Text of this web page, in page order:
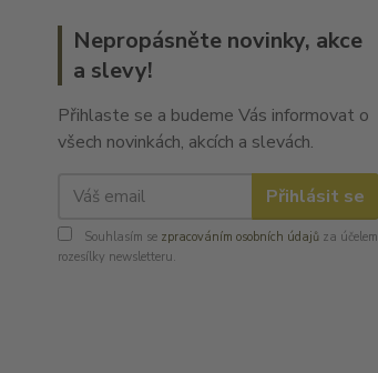
Nepropásněte novinky, akce
a slevy!
Přihlaste se a budeme Vás informovat o
všech novinkách, akcích a slevách.
Přihlásit se
Souhlasím se zpracováním osobních údajů za účelem
rozesílky newsletteru.